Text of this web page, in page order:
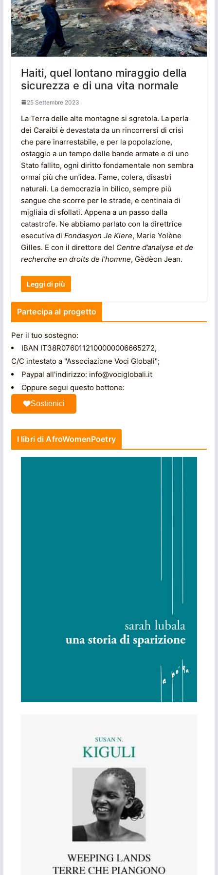
Haiti, quel lontano miraggio della
sicurezza e di una vita normale
25 Settembre 2023
La Terra delle alte montagne si sgretola. La perla
dei Caraibi è devastata da un rincorrersi di crisi
che pare inarrestabile, e per la popolazione,
ostaggio a un tempo delle bande armate e di uno
Stato fallito, ogni diritto fondamentale non sembra
ormai più che un’idea. Fame, colera, disastri
naturali. La democrazia in bilico, sempre più
sangue che scorre per le strade, e centinaia di
migliaia di sfollati. Appena a un passo dalla
catastrofe. Ne abbiamo parlato con la direttrice
esecutiva di Fondasyon Je Klere, Marie Yolène
Gilles. E con il direttore del Centre d’analyse et de
recherche en droits de l’homme, Gèdèon Jean.
Leggi di più
Partecipa al progetto
Per il tuo sostegno:
IBAN IT38R0760112100000006665272,
C/C intestato a "Associazione Voci Globali";
Paypal all'indirizzo: info@vociglobali.it
Oppure segui questo bottone:
Sostienici
I libri di AfroWomenPoetry